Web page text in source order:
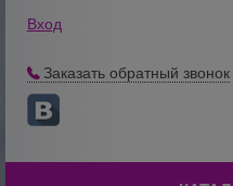
Вход
Заказать обратный звонок